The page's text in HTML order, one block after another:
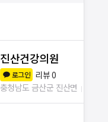
진산건강의원
로그인 리뷰0
충청남도 금산군 진산면